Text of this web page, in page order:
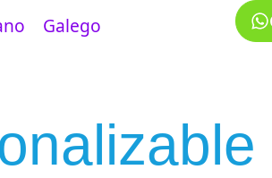
Galego